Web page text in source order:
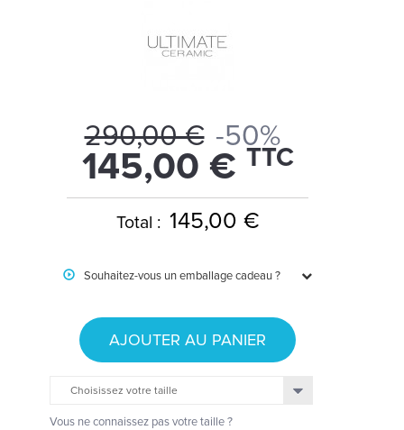
290,00 € -50%
145,00 € TTC
Total : 145,00 €
Souhaitez-vous un emballage cadeau ?
AJOUTER AU PANIER
Choisissez votre taille
Vous ne connaissez pas votre taille ?